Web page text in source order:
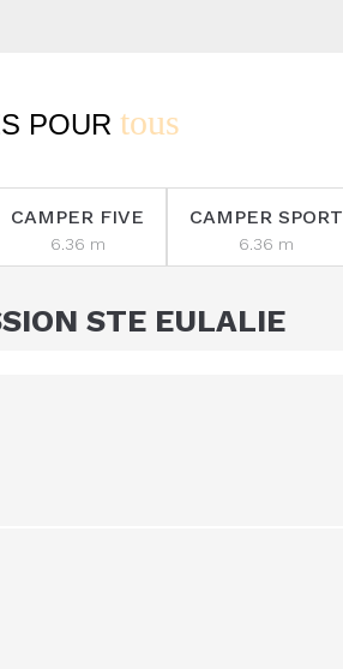
POUR tous
CAMPER FIVE
6.36 m
CAMPER SPORT
6.36 m
STE EULALIE